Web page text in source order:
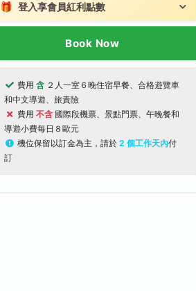
🎁 登入享會員紅利點數
Book Now
費用 含 ２人一室６晚住宿早餐、合格遊覽車
和中文導遊、旅責險
費用 不含 國際段機票、景點門票、午晚餐和
導遊小費每日８歐元
機位保留以訂金為主，請於 2 個工作天內付
訂